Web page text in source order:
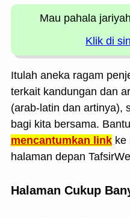
Mau pahala jariyah
Klik di
Itulah aneka ragam
terkait kandungan dan
(arab-latin dan artinya),
bagi kita bersama.
mencantumkan link ke
halaman depan
Halaman Cukup